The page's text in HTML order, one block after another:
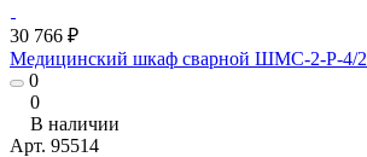
30 766 ₽
Медицинский шкаф сварной ШМС-2-Р-4/2
0
0
В наличии
Арт. 95514